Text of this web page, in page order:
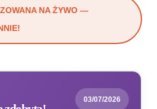
NA ŻYWO —
03/07/2026